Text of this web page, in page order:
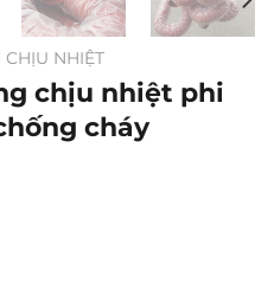
CHỊU NHIỆT
chịu nhiệt phi
cháy